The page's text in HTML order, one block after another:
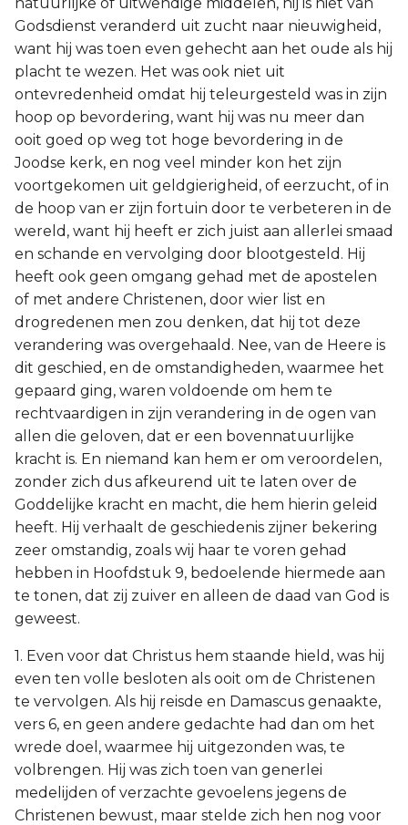
Godsdienst veranderd uit zucht naar nieuwigheid,
want hij was toen even gehecht aan het oude als hij
placht te wezen. Het was ook niet uit
ontevredenheid omdat hij teleurgesteld was in zijn
hoop op bevordering, want hij was nu meer dan
ooit goed op weg tot hoge bevordering in de
Joodse kerk, en nog veel minder kon het zijn
voortgekomen uit geldgierigheid, of eerzucht, of in
de hoop van er zijn fortuin door te verbeteren in de
wereld, want hij heeft er zich juist aan allerlei smaad
en schande en vervolging door blootgesteld. Hij
heeft ook geen omgang gehad met de apostelen
of met andere Christenen, door wier list en
drogredenen men zou denken, dat hij tot deze
verandering was overgehaald. Nee, van de Heere is
dit geschied, en de omstandigheden, waarmee het
gepaard ging, waren voldoende om hem te
rechtvaardigen in zijn verandering in de ogen van
allen die geloven, dat er een bovennatuurlijke
kracht is. En niemand kan hem er om veroordelen,
zonder zich dus afkeurend uit te laten over de
Goddelijke kracht en macht, die hem hierin geleid
heeft. Hij verhaalt de geschiedenis zijner bekering
zeer omstandig, zoals wij haar te voren gehad
hebben in Hoofdstuk 9, bedoelende hiermede aan
te tonen, dat zij zuiver en alleen de daad van God is
geweest.
1. Even voor dat Christus hem staande hield, was hij
even ten volle besloten als ooit om de Christenen
te vervolgen. Als hij reisde en Damascus genaakte,
vers 6, en geen andere gedachte had dan om het
wrede doel, waarmee hij uitgezonden was, te
volbrengen. Hij was zich toen van generlei
medelijden of verzachte gevoelens jegens de
Christenen bewust, maar stelde zich hen nog voor